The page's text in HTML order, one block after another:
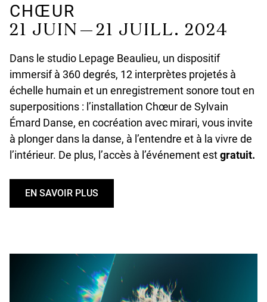
CHŒUR
21 JUIN — 21 JUILL. 2024
Dans le studio Lepage Beaulieu, un dispositif
immersif à 360 degrés, 12 interprètes projetés à
échelle humain et un enregistrement sonore tout en
superpositions : l’installation Chœur de Sylvain
Émard Danse, en cocréation avec mirari, vous invite
à plonger dans la danse, à l’entendre et à la vivre de
l’intérieur. De plus, l’accès à l’événement estgratuit.
EN SAVOIR PLUS
U
F
N